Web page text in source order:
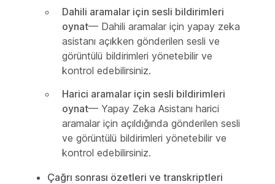
Dahili aramalar için sesli bildirimleri
oynat— Dahili aramalar için yapay zeka
asistanı açıkken gönderilen sesli ve
görüntülü bildirimleri yönetebilir ve
kontrol edebilirsiniz.
Harici aramalar için sesli bildirimleri
oynat— Yapay Zeka Asistanı harici
aramalar için açıldığında gönderilen sesli
ve görüntülü bildirimleri yönetebilir ve
kontrol edebilirsiniz.
Çağrı sonrası özetleri ve transkriptleri